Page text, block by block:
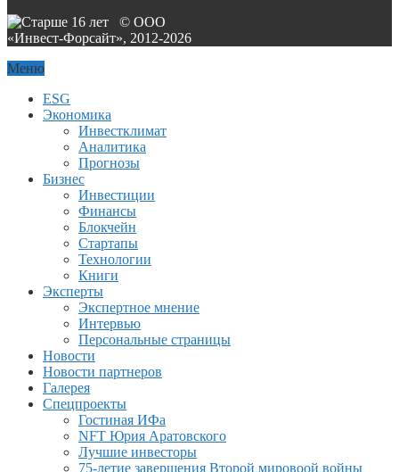
© ООО
«Инвест-Форсайт», 2012-2026
Меню
ESG
Экономика
Инвестклимат
Аналитика
Прогнозы
Бизнес
Инвестиции
Финансы
Блокчейн
Стартапы
Технологии
Книги
Эксперты
Экспертное мнение
Интервью
Персональные страницы
Новости
Новости партнеров
Галерея
Спецпроекты
Гостиная ИФа
NFT Юрия Аратовского
Лучшие инвесторы
75-летие завершения Второй мировоой войны